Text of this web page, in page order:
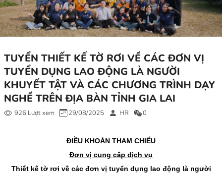
TUYỂN THIẾT KẾ TỜ RƠI VỀ CÁC ĐƠN VỊ
TUYỂN DỤNG LAO ĐỘNG LÀ NGƯỜI
KHUYẾT TẬT VÀ CÁC CHƯƠNG TRÌNH DẠY
NGHỀ TRÊN ĐỊA BÀN TỈNH GIA LAI
926 Lượt xem 29/08/2025 HR 0
ĐIỀU KHOẢN THAM CHIẾU
Đơn vị cung cấp dịch vụ
Thiết kế tờ rơi về các đơn vị tuyển dụng lao động là người